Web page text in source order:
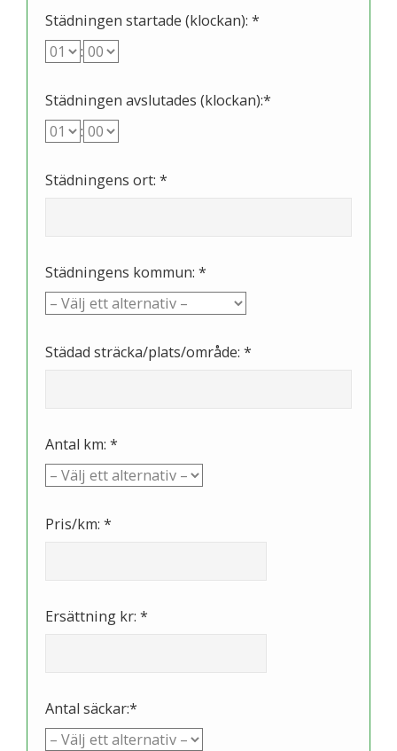
Städningen startade (klockan): *
:
Städningen avslutades (klockan):*
:
Städningens ort: *
Städningens kommun: *
Städad sträcka/plats/område: *
Antal km: *
Pris/km: *
Ersättning kr: *
Antal säckar:*